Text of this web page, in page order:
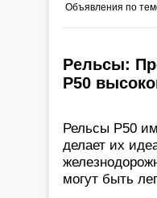
Объявления по
Рельсы:
Р50
Рельсы Р50
делает их
могут быть